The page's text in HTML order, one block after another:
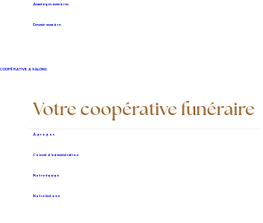
Avantages membres
Devenir membre
COOPÉRATIVE & SALONS
Votre coopérative funéraire
À propos
Conseil d’administration
Notre équipe
Notre histoire
2026, de 9 h à 11h, afin de
Basilique Saint-Frédéric, 219
Il sera ensuite conduit à son